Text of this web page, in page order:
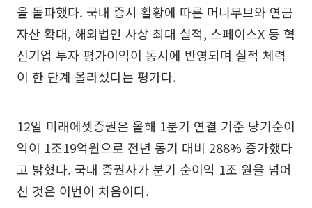
을 돌파했다. 국내 증시 활황에 따른 머니무브와 연금
자산 확대, 해외법인 사상 최대 실적, 스페이스X 등 혁
신기업 투자 평가이익이 동시에 반영되며 실적 체력
이 한 단계 올라섰다는 평가다.
12일 미래에셋증권은 올해 1분기 연결 기준 당기순이
익이 1조19억원으로 전년 동기 대비 288% 증가했다
고 밝혔다. 국내 증권사가 분기 순이익 1조 원을 넘어
선 것은 이번이 처음이다.